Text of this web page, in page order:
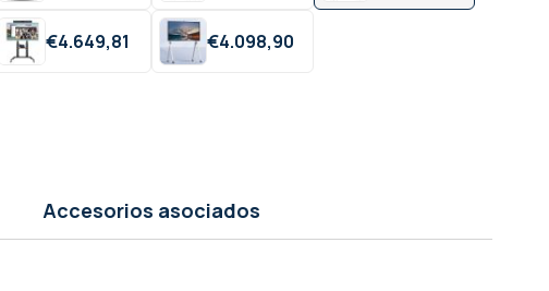
€4.649,81 €4.098,90
Accesorios asociados